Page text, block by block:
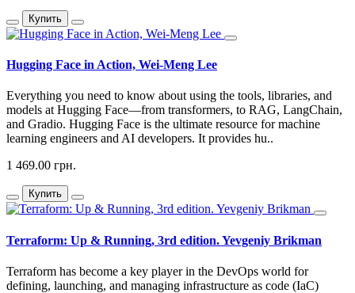
Купить
Hugging Face in Action, Wei-Meng Lee
Everything you need to know about using the tools, libraries, and
models at Hugging Face—from transformers, to RAG, LangChain,
and Gradio. Hugging Face is the ultimate resource for machine
learning engineers and AI developers. It provides hu..
1 469.00 грн.
Купить
Terraform: Up & Running, 3rd edition. Yevgeniy Brikman
Terraform has become a key player in the DevOps world for
defining, launching, and managing infrastructure as code (IaC)